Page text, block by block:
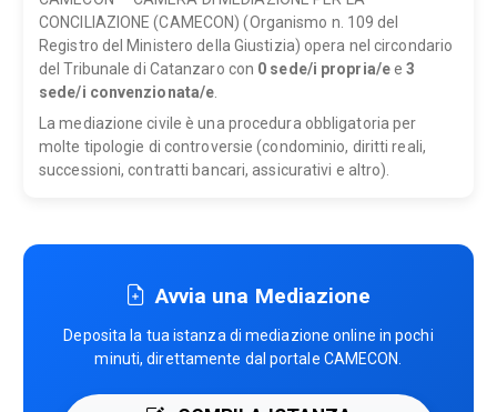
CONCILIAZIONE (CAMECON) (Organismo n. 109 del
Registro del Ministero della Giustizia) opera nel circondario
del Tribunale di Catanzaro con 0 sede/i propria/ee3
sede/i convenzionata/e
La mediazione civile è una procedura obbligatoria per
molte tipologie di controversie (condominio, diritti reali,
successioni, contratti bancari, assicurativi e altro).
Avvia una Mediazione
Deposita la tua istanza di mediazione online in pochi
minuti, direttamente dal portale CAMECON.